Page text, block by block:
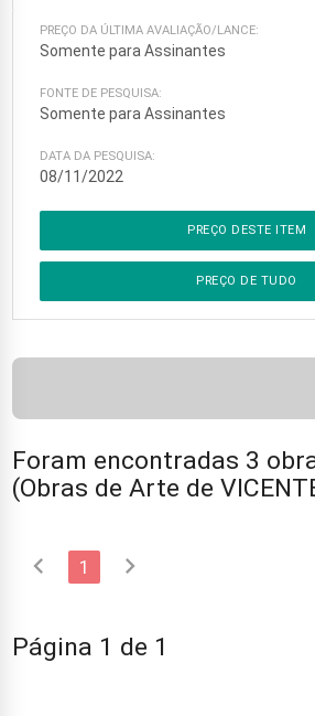
PREÇO DA ÚLTIMA AVALIAÇÃO/LANCE:
Somente para Assinantes
FONTE DE PESQUISA:
Somente para Assinantes
DATA DA PESQUISA:
08/11/2022
PREÇO DESTE ITEM
PREÇO DE TUDO
Foram encontradas 3
(Obras de Arte de
chevron_left 1 chevron_right
Página 1 de 1